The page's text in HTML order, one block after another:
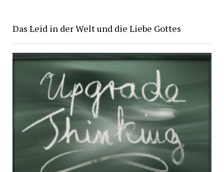
Das Leid in der Welt und die Liebe Gottes